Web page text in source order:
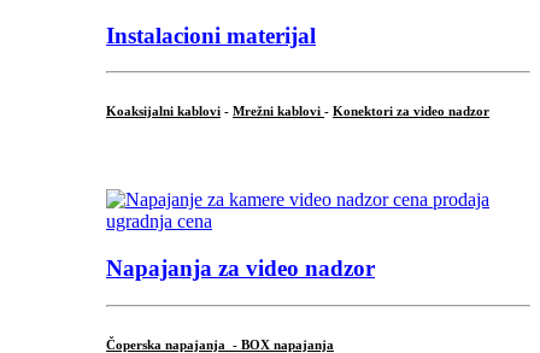
Instalacioni materijal
Koaksijalni kablovi - Mrežni kablovi - Konektori za video nadzor
Napajanja za video nadzor
Čoperska napajanja - BOX napajanja